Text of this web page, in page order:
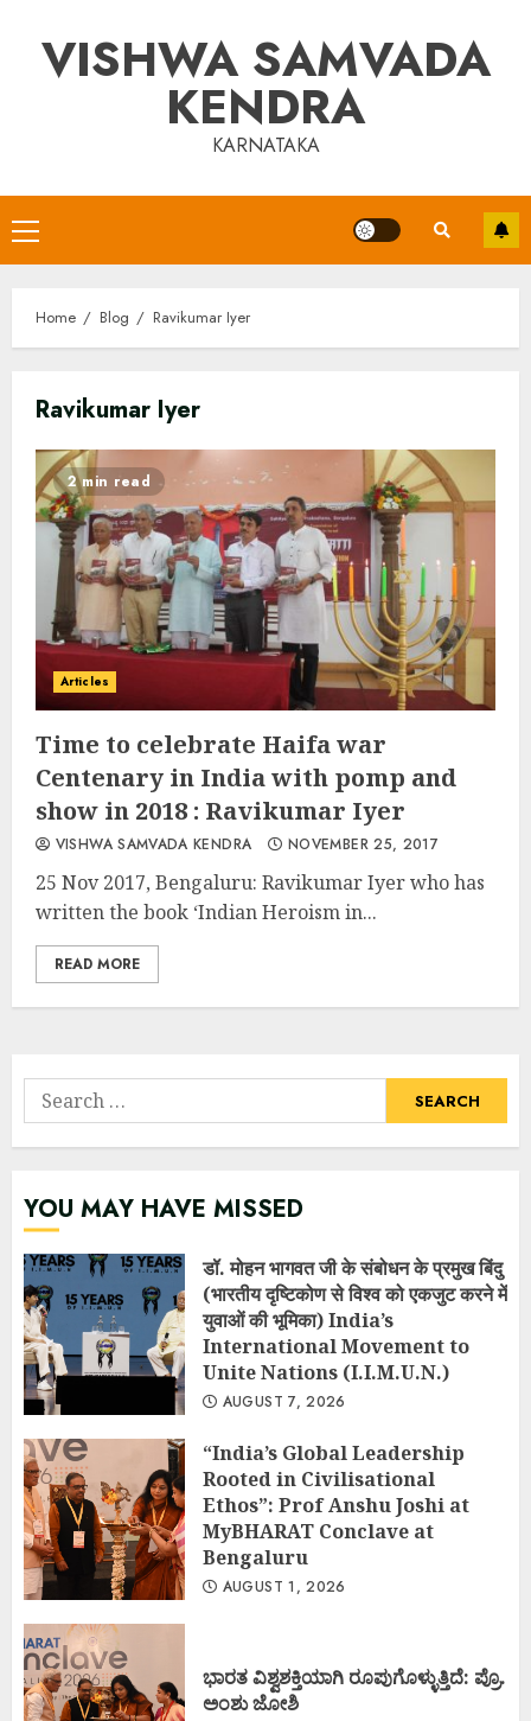
contentVISHWA SAMVADA
KENDRA
KARNATAKA
Primary
Menu
Home Blog Ravikumar Iyer
Ravikumar Iyer
2 min read
Articles
Time to celebrate Haifa war
Centenary in India with pomp and
show in 2018 : Ravikumar Iyer
VISHWA SAMVADA KENDRA NOVEMBER 25, 2017
25 Nov 2017, Bengaluru: Ravikumar Iyer who has
written the book ‘Indian Heroism in...
READ MORE
Search
for:
YOU MAY HAVE MISSED
डॉ. मोहन भागवत जी के संबोधन के प्रमुख बिंदु
(भारतीय दृष्टिकोण से विश्व को एकजुट करने में
युवाओं की भूमिका) India’s
International Movement to
Unite Nations (I.I.M.U.N.)
AUGUST 7, 2026
“India’s Global Leadership
Rooted in Civilisational
Ethos”: Prof Anshu Joshi at
MyBHARAT Conclave at
Bengaluru
AUGUST 1, 2026
ಭಾರತ ವಿಶ್ವಶಕ್ತಿಯಾಗಿ ರೂಪುಗೊಳ್ಳುತ್ತಿದೆ: ಪ್ರೊ.
ಅಂಶು ಜೋಶಿ